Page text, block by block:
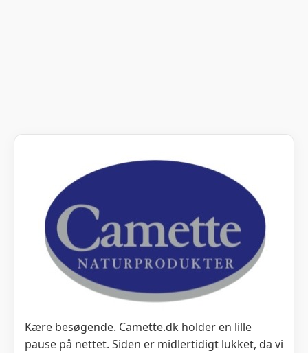
Kære besøgende. Camette.dk holder en lille
pause på nettet. Siden er midlertidigt lukket, da vi